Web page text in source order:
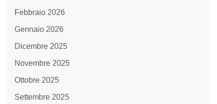
Febbraio 2026
Gennaio 2026
Dicembre 2025
Novembre 2025
Ottobre 2025
Settembre 2025